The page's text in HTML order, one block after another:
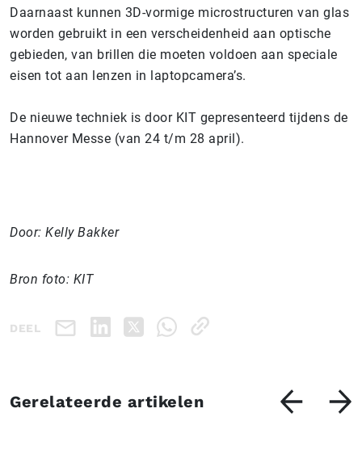
Daarnaast kunnen 3D-vormige microstructuren van glas
worden gebruikt in een verscheidenheid aan optische
gebieden, van brillen die moeten voldoen aan speciale
eisen tot aan lenzen in laptopcamera’s.
De nieuwe techniek is door KIT gepresenteerd tijdens de
Hannover Messe (van 24 t/m 28 april).
Door: Kelly Bakker
Bron foto: KIT
DEEL
Gerelateerde artikelen